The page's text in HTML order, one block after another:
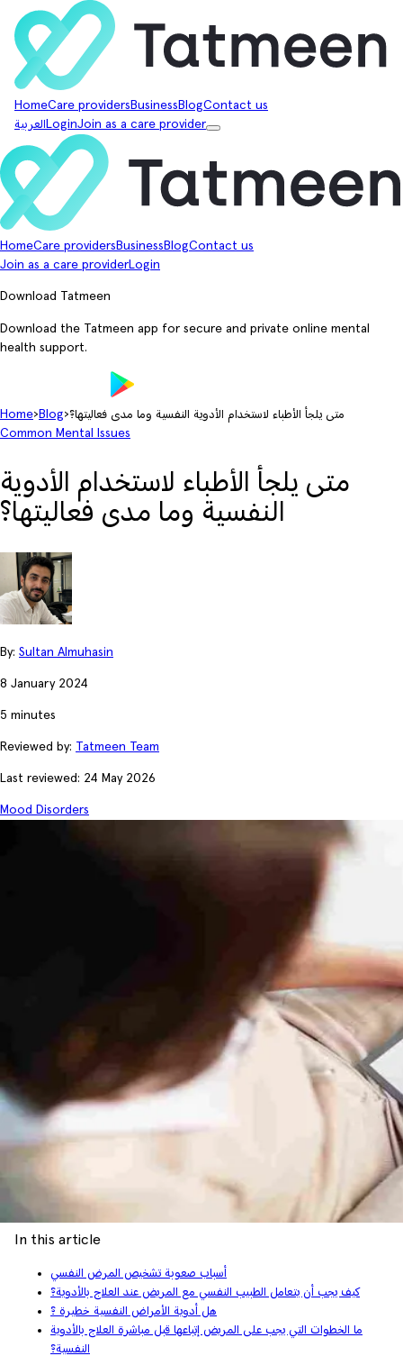
HomeCare providers Business BlogContact us
العربية LoginJoin as a care provider
HomeCare providers Business BlogContact us
Join as a care providerLogin
Download Tatmeen
Download the Tatmeen app for secure and private online mental
health support.
Home› Blog›متى يلجأ الأطباء لاستخدام الأدوية النفسية وما مدى فعاليتها؟
Common Mental Issues
متى يلجأ الأطباء لاستخدام الأدوية
النفسية وما مدى فعاليتها؟
By: Sultan Almuhasin
8 January 2024
5 minutes
Reviewed by: Tatmeen Team
Last reviewed: 24 May 2026
Mood Disorders
In this article
أسباب صعوبة تشخيص المرض النفسي
كيف يجب أن يتعامل الطبيب النفسي مع المريض عند العلاج بالأدوية؟
هل أدوية الأمراض النفسية خطيرة ؟
ما الخطوات التي يجب على المريض إتباعها قبل مباشرة العلاج بالأدوية
النفسية؟